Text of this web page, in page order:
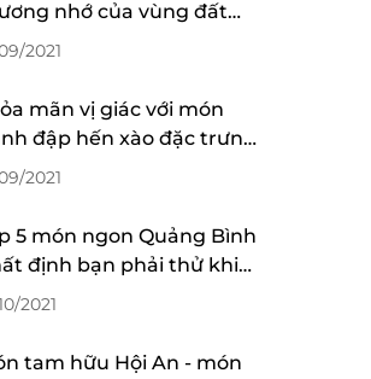
nhớ của vùng đất
Thuận
2021
mãn vị giác với món
đập hến xào đặc trưng
thực Hội An
2021
5 món ngon Quảng Bình
định bạn phải thử khi
du lịch
2021
tam hữu Hội An - món